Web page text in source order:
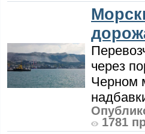
через
Черном
1781